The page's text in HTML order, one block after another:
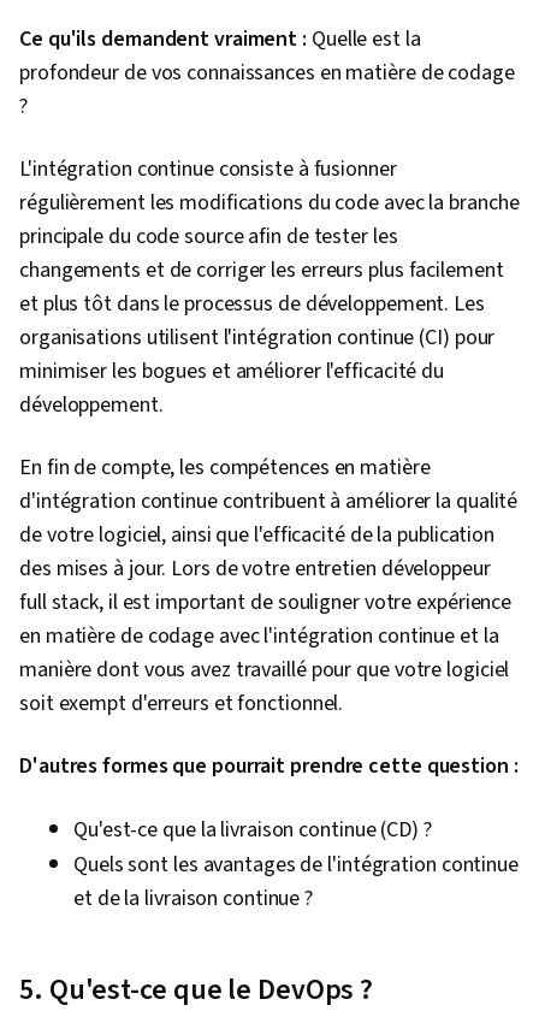
des données, Cadres d'application,
Composants Web, Conception de l'interface et
Ce qu'ils demandent vraiment : Quelle est la
profondeur de vos connaissances en matière de codage
?
L'intégration continue consiste à fusionner
régulièrement les modifications du code avec la branche
principale du code source afin de tester les
changements et de corriger les erreurs plus facilement
et plus tôt dans le processus de développement. Les
organisations utilisent l'intégration continue (CI) pour
minimiser les bogues et améliorer l'efficacité du
développement.
En fin de compte, les compétences en matière
d'intégration continue contribuent à améliorer la qualité
de votre logiciel, ainsi que l'efficacité de la publication
des mises à jour. Lors de votre entretien développeur
full stack, il est important de souligner votre expérience
en matière de codage avec l'intégration continue et la
manière dont vous avez travaillé pour que votre logiciel
soit exempt d'erreurs et fonctionnel.
D'autres formes que pourrait prendre cette question :
Qu'est-ce que la livraison continue (CD) ?
Quels sont les avantages de l'intégration continue
et de la livraison continue ?
5. Qu'est-ce que le DevOps ?